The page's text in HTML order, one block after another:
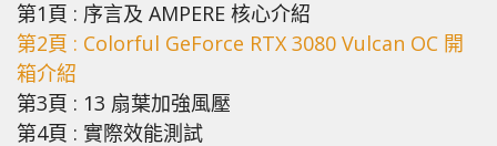
第1頁 : 序言及 AMPERE 核心介紹
第2頁 : Colorful GeForce RTX 3080 Vulcan OC 開
箱介紹
第3頁 : 13 扇葉加強風壓
第4頁 : 實際效能測試